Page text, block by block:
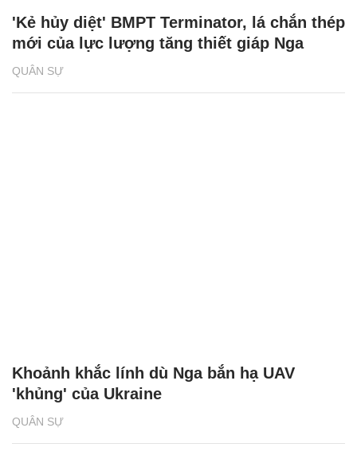
QUÂN SỰ
'Kẻ hủy diệt' BMPT Terminator, lá chắn thép
mới của lực lượng tăng thiết giáp Nga
QUÂN SỰ
Khoảnh khắc lính dù Nga bắn hạ UAV
'khủng' của Ukraine